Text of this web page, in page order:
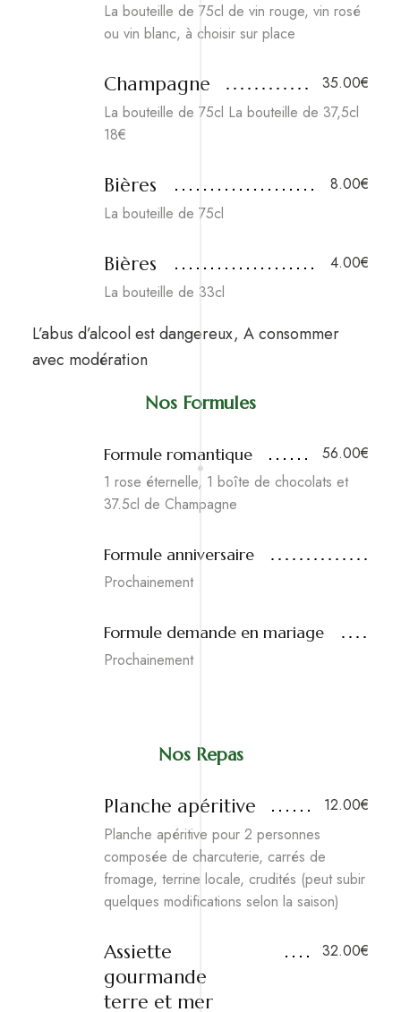
La bouteille de 75cl de vin rouge, vin rosé
ou vin blanc, à choisir sur place
Champagne
35.00€
La bouteille de 75cl La bouteille de 37,5cl
18€
Bières
8.00€
La bouteille de 75cl
Bières
4.00€
La bouteille de 33cl
L’abus d’alcool est dangereux, A consommer
avec modération
Nos Formules
Formule romantique
56.00€
1 rose éternelle, 1 boîte de chocolats et
37.5cl de Champagne
Formule anniversaire
Prochainement
Formule demande en mariage
Prochainement
Nos Repas
Planche apéritive
12.00€
Planche apéritive pour 2 personnes
composée de charcuterie, carrés de
fromage, terrine locale, crudités (peut subir
quelques modifications selon la saison)
Assiette
gourmande
terre et mer
32.00€